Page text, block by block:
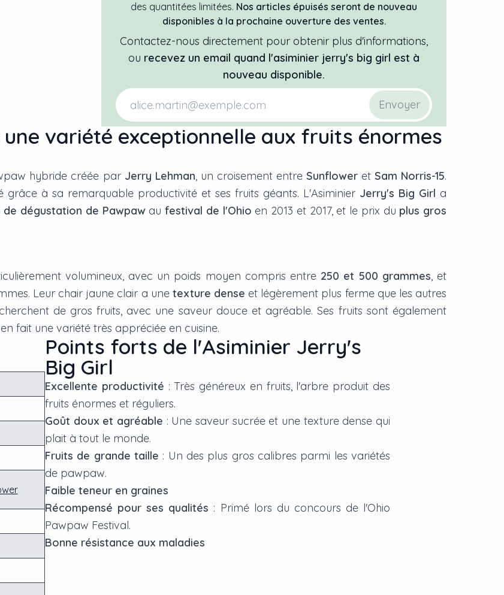
des quantitées limitées. Nos articles épuisés seront de nouveau
disponibles à la prochaine ouverture des ventes.
Contactez-nous directement pour obtenir plus d'informations,
ou recevez un email quand l'asiminier jerry's big girl est à
nouveau disponible.
Envoyer
variété exceptionnelle aux fruits énormes
hybride créée par Jerry Lehman, un croisement entre Sunfloweret Sam Norris-15.
à sa remarquable productivité et ses fruits géants. L'Asiminier Jerry's Big Girl a
de dégustation de Pawpaw aufestival de l'Ohio en 2013 et 2017, et le prix du plus gros
volumineux, avec un poids moyen compris entre 250 et 500 grammes, et
Leur chair jaune clair a une texture dense et légèrement plus ferme que les autres
de gros fruits, avec une saveur douce et agréable. Ses fruits sont également
fait une variété très appréciée en cuisine.
Points forts de l'Asiminier Jerry's
Big Girl
Excellente productivité : Très généreux en fruits, l'arbre produit des
fruits énormes et réguliers.
Goût doux et agréable : Une saveur sucrée et une texture dense qui
plait à tout le monde.
Fruits de grande taille : Un des plus gros calibres parmi les variétés
de pawpaw.
Faible teneur en graines
Récompensé pour ses qualités : Primé lors du concours de l'Ohio
Pawpaw Festival.
Bonne résistance aux maladies